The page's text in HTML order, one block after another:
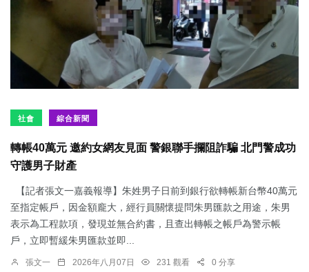
社會 綜合新聞
轉帳40萬元 邀約女網友見面 警銀聯手攔阻詐騙 北門警成功
守護男子財產
【記者張文一嘉義報導】朱姓男子日前到銀行欲轉帳新台幣40萬元
至指定帳戶，因金額龐大，經行員關懷提問朱男匯款之用途，朱男
表示為工程款項，發現並無合約書，且查出轉帳之帳戶為警示帳
戶，立即暫緩朱男匯款並即...
張文一 2026年八月07日 231 觀看 0 分享